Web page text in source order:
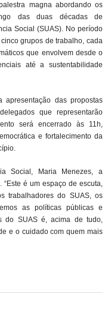
magna abordando os
das duas décadas de
Social (SUAS). No período
grupos de trabalho, cada
que envolvem desde o
até a sustentabilidade
apresentação das propostas
que representarão
será encerrado às 11h,
e fortalecimento da
Social, Maria Menezes, a
é um espaço de escuta,
trabalhadores do SUAS, os
as políticas públicas e
do SUAS é, acima de tudo,
e o cuidado com quem mais